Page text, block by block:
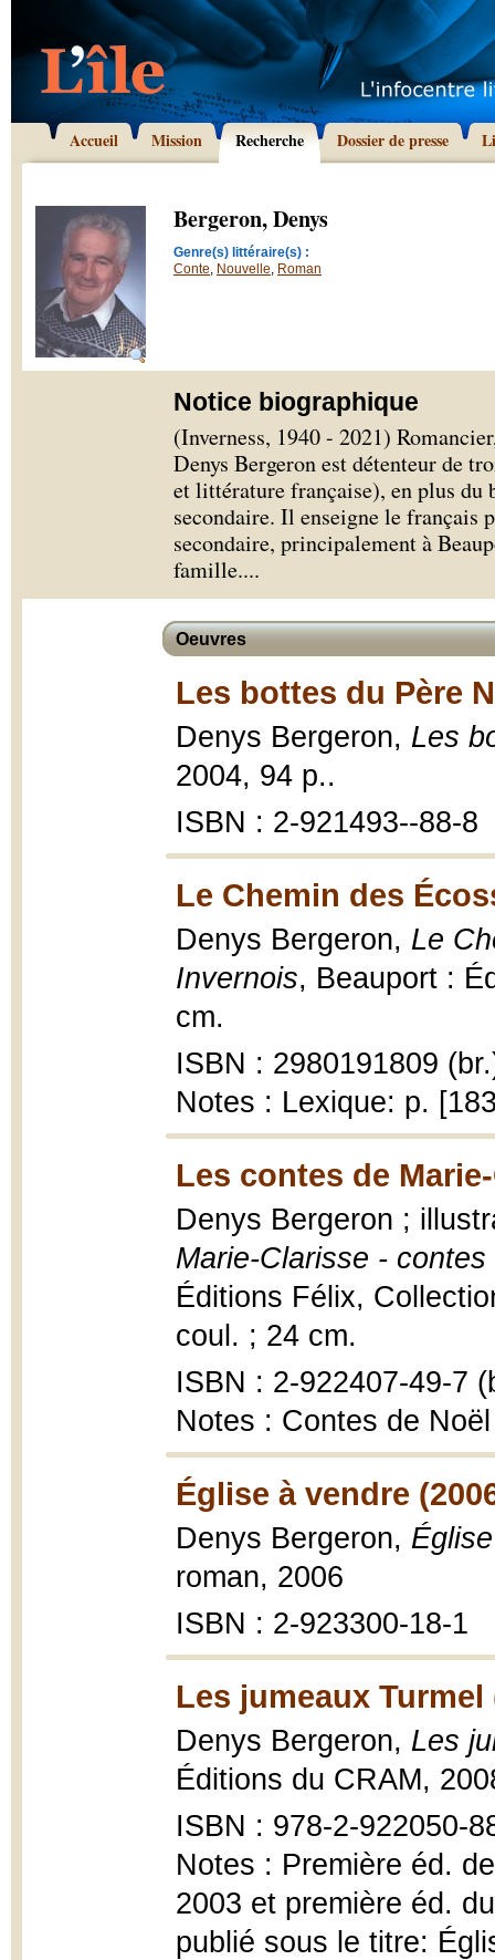
Accueil Mission Recherche Dossier de presse
Bergeron, Denys
Genre(s) littéraire(s) :
Conte, Nouvelle, Roman
Notice biographique
(Inverness, 1940 - 2021)
Denys Bergeron est détenteur de
et littérature française), en plus du
secondaire. Il enseigne le français
secondaire, principalement à
famille....
Oeuvres
Les bottes du Père
Denys Bergeron, Les
2004, 94 p..
ISBN : 2-921493--88-8
Le Chemin des
Denys Bergeron, Le
Invernois, Beauport :
cm.
ISBN : 2980191809
Notes : Lexique: p.
Les contes de
Denys Bergeron ;
Marie-Clarisse -
Éditions Félix,
coul. ; 24 cm.
ISBN : 2-922407-49-7
Notes : Contes de Noël
Église à vendre
Denys Bergeron,
roman, 2006
ISBN : 2-923300-18-1
Les jumeaux Turmel
Denys Bergeron, Les
Éditions du CRAM,
ISBN : 978-2-922050-
Notes : Première éd.
2003 et première éd.
publié sous le titre: